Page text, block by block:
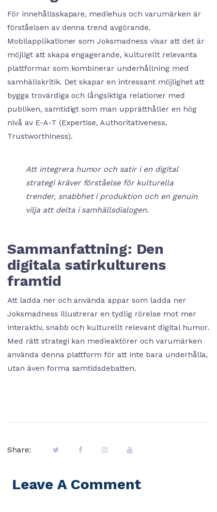
För innehållsskapare, mediehus och varumärken är
förståelsen av denna trend avgörande.
Mobilapplikationer som Joksmadness visar att det är
möjligt att skapa engagerande, kulturellt relevanta
plattformar som kombinerar underhållning med
samhällskritik. Det skapar en intressant möjlighet att
bygga trovärdiga och långsiktiga relationer med
publiken, samtidigt som man upprätthåller en hög
nivå av E-A-T (Expertise, Authoritativeness,
Trustworthiness).
Att integrera humor och satir i en digital
strategi kräver förståelse för kulturella
trender, snabbhet i produktion och en genuin
vilja att delta i samhällsdialogen.
Sammanfattning: Den
digitala satirkulturens
framtid
Att ladda ner och använda appar som ladda ner
Joksmadness illustrerar en tydlig rörelse mot mer
interaktiv, snabb och kulturellt relevant digital humor.
Med rätt strategi kan medieaktörer och varumärken
använda denna plattform för att inte bara underhålla,
utan även forma samtidsdebatten.
Share:
Leave A Comment